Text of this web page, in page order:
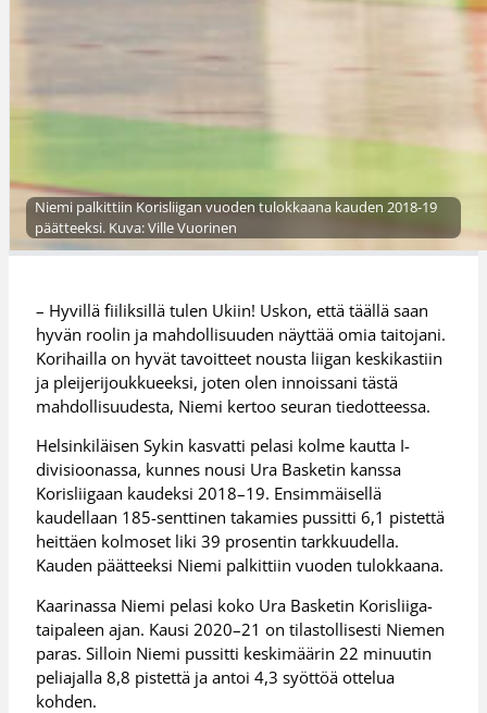
Niemi palkittiin Korisliigan vuoden tulokkaana kauden 2018-19
päätteeksi. Kuva: Ville Vuorinen
– Hyvillä fiiliksillä tulen Ukiin! Uskon, että täällä saan
hyvän roolin ja mahdollisuuden näyttää omia taitojani.
Korihailla on hyvät tavoitteet nousta liigan keskikastiin
ja pleijerijoukkueeksi, joten olen innoissani tästä
mahdollisuudesta, Niemi kertoo seuran tiedotteessa.
Helsinkiläisen Sykin kasvatti pelasi kolme kautta I-
divisioonassa, kunnes nousi Ura Basketin kanssa
Korisliigaan kaudeksi 2018–19. Ensimmäisellä
kaudellaan 185-senttinen takamies pussitti 6,1 pistettä
heittäen kolmoset liki 39 prosentin tarkkuudella.
Kauden päätteeksi Niemi palkittiin vuoden tulokkaana.
Kaarinassa Niemi pelasi koko Ura Basketin Korisliiga-
taipaleen ajan. Kausi 2020–21 on tilastollisesti Niemen
paras. Silloin Niemi pussitti keskimäärin 22 minuutin
peliajalla 8,8 pistettä ja antoi 4,3 syöttöä ottelua
kohden.